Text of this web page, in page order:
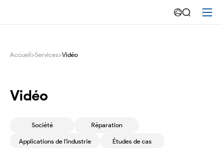
d'entretien-
Emdoor
Accueil>Services>Vidéo
Vidéo
Société Réparation
Applications de l'industrie Études de cas